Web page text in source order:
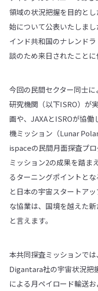
領域の状況把握を目的と
始について公表いたしまし
インド共和国のナレンド
談のため来日されたことに
今回の民間セクター同士
研究機関（以下ISRO）が
画や、JAXAとISROが協
機ミッション（Lunar
ispaceの民間月面探査プ
ミッション2の成果を踏ま
るターニングポイントと
と日本の宇宙スタートア
な協業は、国境を越えた
と言えます。
本共同探査ミッションで
Digantara社の宇宙状況把
による月ペイロード輸送